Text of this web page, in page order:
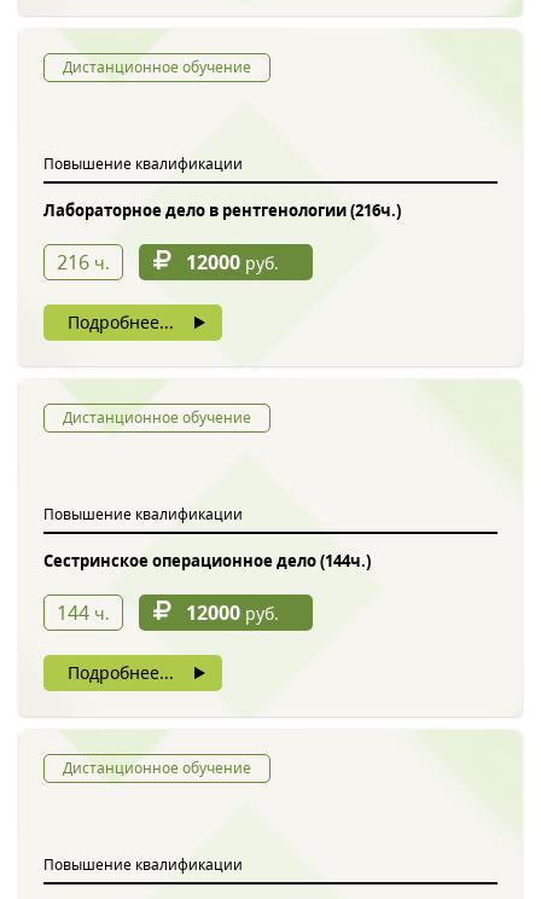
Дистанционное обучение
Повышение квалификации
Лабораторное дело в рентгенологии (216ч.)
216 ч. 12000 руб.
Подробнее...
Дистанционное обучение
Повышение квалификации
Сестринское операционное дело (144ч.)
144 ч. 12000 руб.
Подробнее...
Дистанционное обучение
Повышение квалификации